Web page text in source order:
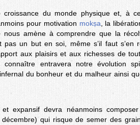
croissance du monde physique et, à
pour motivation mokṣa , la
nous amène à comprendre que la
pas un but en soi, même s’il faut s’en
aux plaisirs et aux richesses de
entravera notre évolution
du bonheur et du malheur ainsi
expansif devra néanmoins
qui risque de semer des